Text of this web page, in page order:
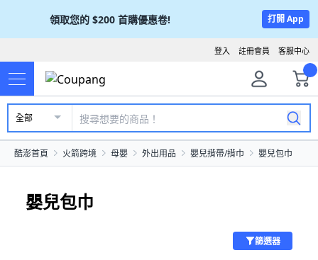
領取您的 $200 首購優惠卷! 打開 App
客服中心
註冊會員
登入
全部
酷澎首頁 火箭跨境 母嬰 外出用品 嬰兒揹帶/揹巾 嬰兒包巾
嬰兒包巾
篩選器